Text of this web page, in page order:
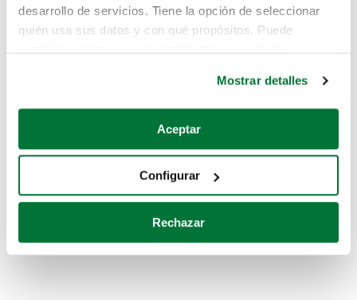
desarrollo de servicios. Tiene la opción de seleccionar
quién usa sus datos y con qué propósitos. Puede
Si lo permite, también quisiéramos:
Recopilar información sobre su ubicación geográfica
Identificar su dispositivo analizándolo activamente
para buscar características específicas (huellas
Obtenga más información sobre cómo se procesan sus
Mostrar detalles
Aceptar
Configurar
Rechazar
Pero puedes encontrar el coche que estás
buscando en alguno de estos enlaces:
Coches de segunda mano
Coches de km0